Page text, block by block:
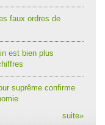
faux ordres de
est bien plus
suprême confirme
suite»